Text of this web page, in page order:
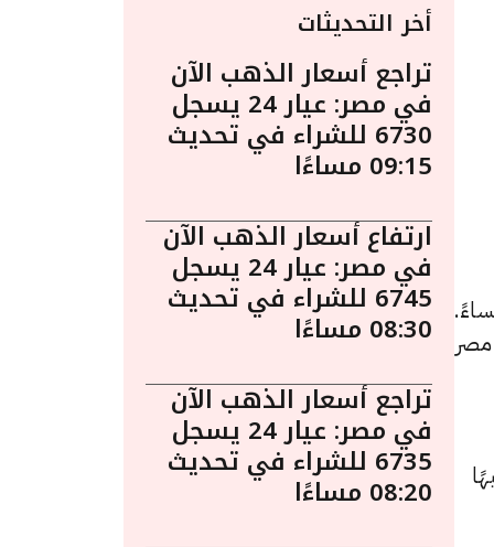
الذهب اليوم في مصر ليوم الجمعة 27 مارس الساعة 4:10 مساءً.
جنيهًا للبيع و 7680 جنيهًا
أخر التحديثات
تراجع أسعار الذهب الآن
في مصر: عيار 24 يسجل
6730 للشراء في تحديث
09:15 مساءًا
ارتفاع أسعار الذهب الآن
في مصر: عيار 24 يسجل
6745 للشراء في تحديث
08:30 مساءًا
تراجع أسعار الذهب الآن
في مصر: عيار 24 يسجل
6735 للشراء في تحديث
08:20 مساءًا